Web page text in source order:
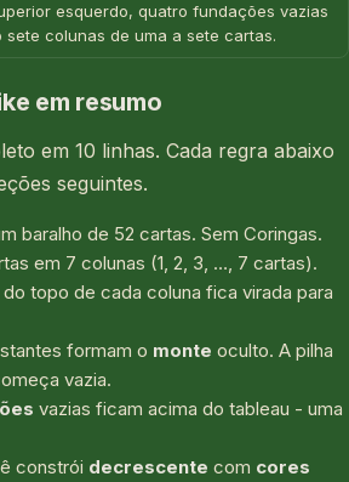
esquerdo, quatro fundações vazias
sete colunas de uma a sete cartas.
em resumo
em 10 linhas. Cada regra abaixo
seguintes.
baralho de 52 cartas. Sem Coringas.
em 7 colunas (1, 2, 3, …, 7 cartas).
topo de cada coluna fica virada para
formam o monte oculto. A pilha
vazia.
vazias ficam acima do tableau - uma
constrói decrescente com cores